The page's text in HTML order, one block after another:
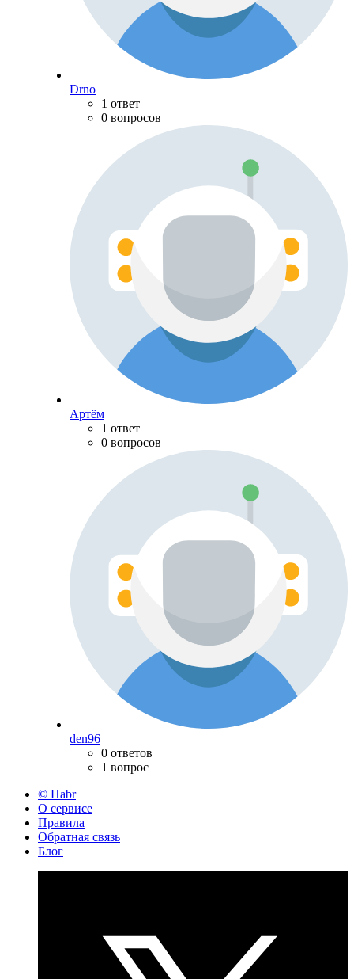
Drno
1 ответ
0 вопросов
Артём
1 ответ
0 вопросов
den96
0 ответов
1 вопрос
© Habr
О сервисе
Правила
Обратная связь
Блог